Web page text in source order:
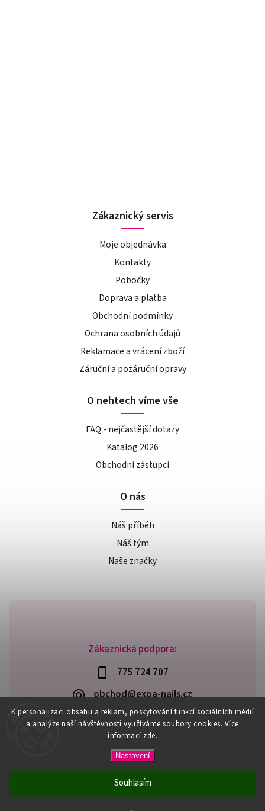
K personalizaci obsahu a reklam, poskytování funkcí sociálních médií
a analýze naší návštěvnosti využíváme soubory cookies. Více
informací zde.
Nastavení
Souhlasím
PŘI NÁKUPU NAD 600,- MÁTE DOPRAVU ZDARMA / DÁREK K
Zákaznická podpora:
775 724 707
obchod@expa-nails.cz
Zákaznický servis
Moje objednávka
Kontakty
Pobočky
Doprava a platba
Obchodní podmínky
Ochrana osobních údajů
Reklamace a vrácení zboží
Záruční a pozáruční opravy
O nehtech víme vše
FAQ - nejčastější dotazy
Katalog 2026
Obchodní zástupci
O nás
Náš příběh
Náš tým
Naše značky
Expanails.cz. Všechna práva vyhrazena.
Upravit nastavení cookies
VytvořilShoptet | Design